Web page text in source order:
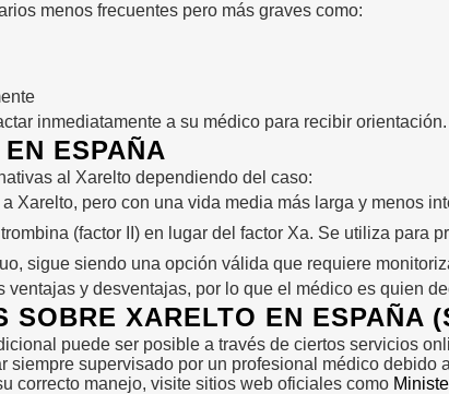
menos frecuentes pero más graves como:
inmediatamente a su médico para recibir orientación.
ESPAÑA
al Xarelto dependiendo del caso:
Xarelto, pero con una vida media más larga y menos
(factor II) en lugar del factor Xa. Se utiliza para
sigue siendo una opción válida que requiere
y desventajas, por lo que el médico es quien
SOBRE XARELTO EN ESPAÑA
puede ser posible a través de ciertos servicios
siempre supervisado por un profesional médico debido
correcto manejo, visite sitios web oficiales como